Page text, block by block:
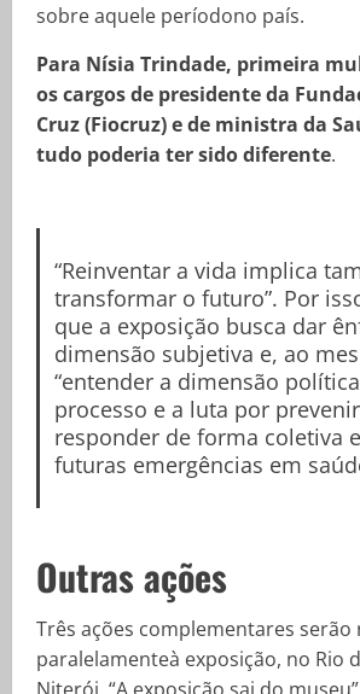
sobre aquele períodono país.
Para Nísia Trindade, primeira
os cargos de presidente da
Cruz (Fiocruz) e de ministra da
tudo poderia ter sido diferente.
“Reinventar a vida implica
transformar o futuro”. Por
que a exposição busca dar
dimensão subjetiva e, ao
“entender a dimensão
processo e a luta por
responder de forma coletiva
futuras emergências em
Outras ações
Três ações complementares serão
paralelamenteà exposição, no Rio